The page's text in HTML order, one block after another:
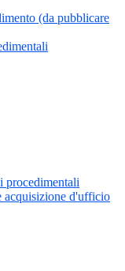
(da pubblicare
procedimentali
acquisizione d'ufficio